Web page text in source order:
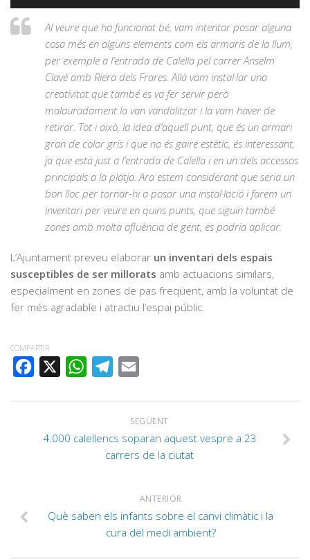
Al veure que ha funcionat bé, vam intentar posar alguna
cosa més en alguns elements com els armaris de la llum,
per exemple a l’entrada de Calella pel carrer Anselm
Clavé amb Riera dels Frares. Allà vam instal·lar una
creativitat que també es va fer servir però
malauradament la van vandalitzar i la vam haver de
retirar. Tot i això, la idea d’aquell punt, que és un armari
gran de color gris i que no és gaire estètic, és interessant,
ja que està just a l’entrada de Calella i en un dels accessos
principals a la platja. Ara estem considerant que seria un
bon lloc per tornar-hi a posar una instal·lació i farem un
inventari per veure en quins punts, que siguin també
zones amb molta afluència de gent, es podria aplicar.
L’Ajuntament preveu elaborar un inventari dels espais
susceptibles de ser millorats amb actuacions similars,
especialment en zones de pas freqüent, amb la voluntat de
fer més agradable i atractiu l’espai públic.
COMPARTIR
FACEBOOK
WHATSAPPTELEGRAM
SEGÜENT
4.000 calellencs soparan aquest vespre a 23
carrers de la ciutat
ANTERIOR
Què saben els infants sobre el canvi climàtic i la
cura del medi ambient?